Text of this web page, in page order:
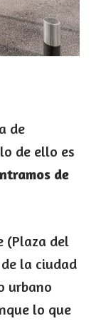
de
de ello es
de
(Plaza del
la ciudad
urbano
lo que